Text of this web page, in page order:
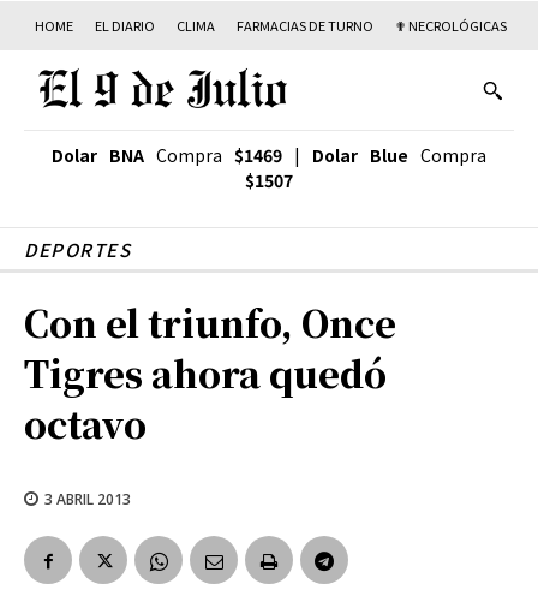
HOME EL DIARIO CLIMA FARMACIAS DE TURNO ✟ NECROLÓGICAS
Dolar BNA Compra $1469 | Dolar Blue Compra
$1507
DEPORTES
Con el triunfo, Once
Tigres ahora quedó
octavo
3 ABRIL 2013